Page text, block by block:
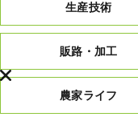
生産技術
販路・加工
農家ライフ